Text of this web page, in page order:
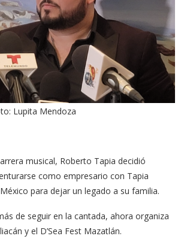
Lupita Mendoza
musical, Roberto Tapia decidió
como empresario con Tapia
para dejar un legado a su familia.
de seguir en la cantada, ahora organiza
y el D’Sea Fest Mazatlán.